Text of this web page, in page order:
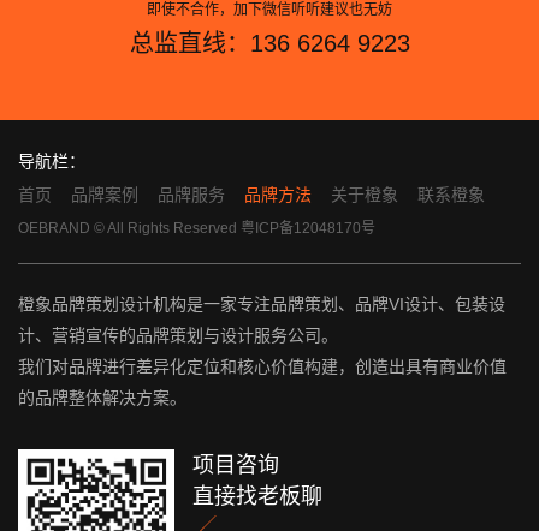
即使不合作，加下微信听听建议也无妨
总监直线：136 6264 9223
导航栏：
首页
品牌案例 品牌服务 品牌方法 关于橙象 联系橙象
OEBRAND © All Rights Reserved 粤ICP备12048170号
橙象品牌策划设计机构是一家专注品牌策划、品牌VI设计、包装设
计、营销宣传的品牌策划与设计服务公司。
我们对品牌进行差异化定位和核心价值构建，创造出具有商业价值
的品牌整体解决方案。
项目咨询
直接找老板聊